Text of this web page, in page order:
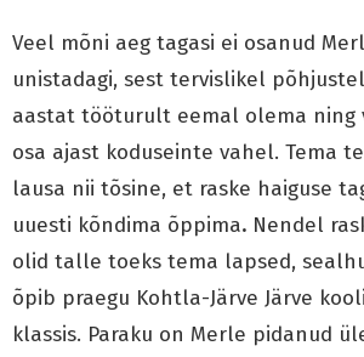
Veel mõni aeg tagasi ei osanud
unistadagi, sest tervislikel
aastat tööturult eemal olema ning
osa ajast koduseinte vahel. Tema
lausa nii tõsine, et raske haiguse
uuesti kõndima õppima. Nendel
olid talle toeks tema lapsed,
õpib praegu Kohtla-Järve Järve
klassis. Paraku on Merle pidanud